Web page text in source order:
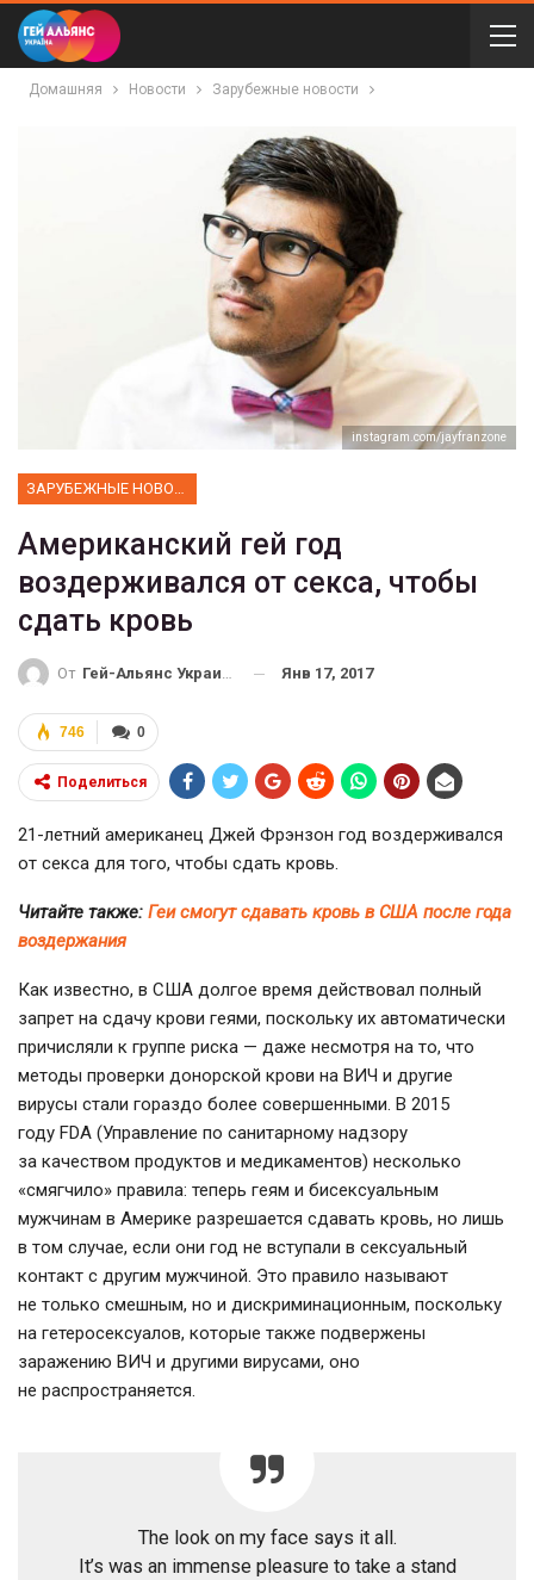
Домашняя Новости Зарубежные новости
instagram.com/jayfranzone
Американский гей год
воздерживался от секса, чтобы
сдать кровь
От Гей-Альянс Украина Янв 17, 2017
0
746
Поделиться
21-летний американец Джей Фрэнзон год воздерживался
от секса для того, чтобы сдать кровь.
Читайте также: Геи смогут сдавать кровь в США после года
воздержания
Как известно, в США долгое время действовал полный
запрет на сдачу крови геями, поскольку их автоматически
причисляли к группе риска — даже несмотря на то, что
методы проверки донорской крови на ВИЧ и другие
вирусы стали гораздо более совершенными. В 2015
году FDA (Управление по санитарному надзору
за качеством продуктов и медикаментов) несколько
«смягчило» правила: теперь геям и бисексуальным
мужчинам в Америке разрешается сдавать кровь, но лишь
в том случае, если они год не вступали в сексуальный
контакт с другим мужчиной. Это правило называют
не только смешным, но и дискриминационным, поскольку
на гетеросексуалов, которые также подвержены
заражению ВИЧ и другими вирусами, оно
не распространяется.
The look on my face says it all.
It’s was an immense pleasure to take a stand